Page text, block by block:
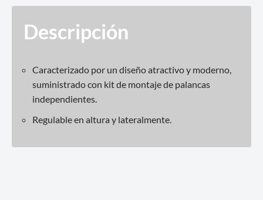
Descripción
Caracterizado por un diseño atractivo y moderno,
suministrado con kit de montaje de palancas
independientes.
Regulable en altura y lateralmente.